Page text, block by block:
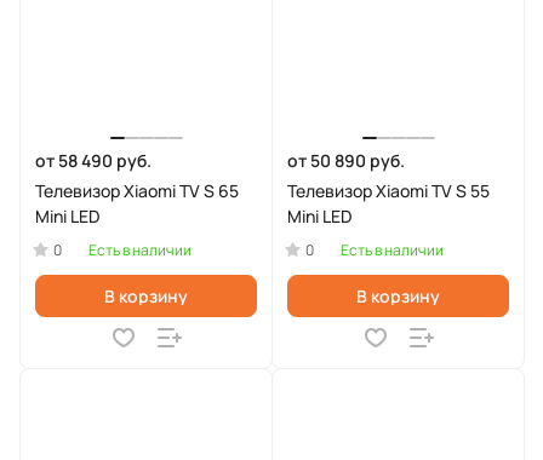
от 58 490 руб.
Телевизор Xiaomi TV S 65
Mini LED
0 Есть в наличии
В корзину
от 50 890 руб.
Телевизор Xiaomi TV S 55
Mini LED
0 Есть в наличии
В корзину